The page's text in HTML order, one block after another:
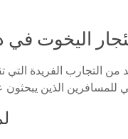
اليخوت في
التجارب الفريدة التي